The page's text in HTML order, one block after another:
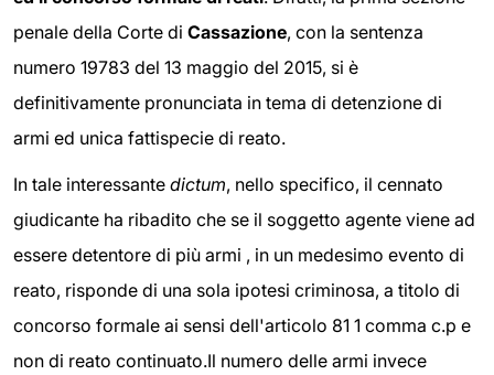
penale della Corte di Cassazione, con la sentenza
numero 19783 del 13 maggio del 2015, si è
definitivamente pronunciata in tema di detenzione di
armi ed unica fattispecie di reato.
In tale interessante dictum, nello specifico, il cennato
giudicante ha ribadito che se il soggetto agente viene ad
essere detentore di più armi , in un medesimo evento di
reato, risponde di una sola ipotesi criminosa, a titolo di
concorso formale ai sensi dell'articolo 81 1 comma c.p e
non di reato continuato.Il numero delle armi invece